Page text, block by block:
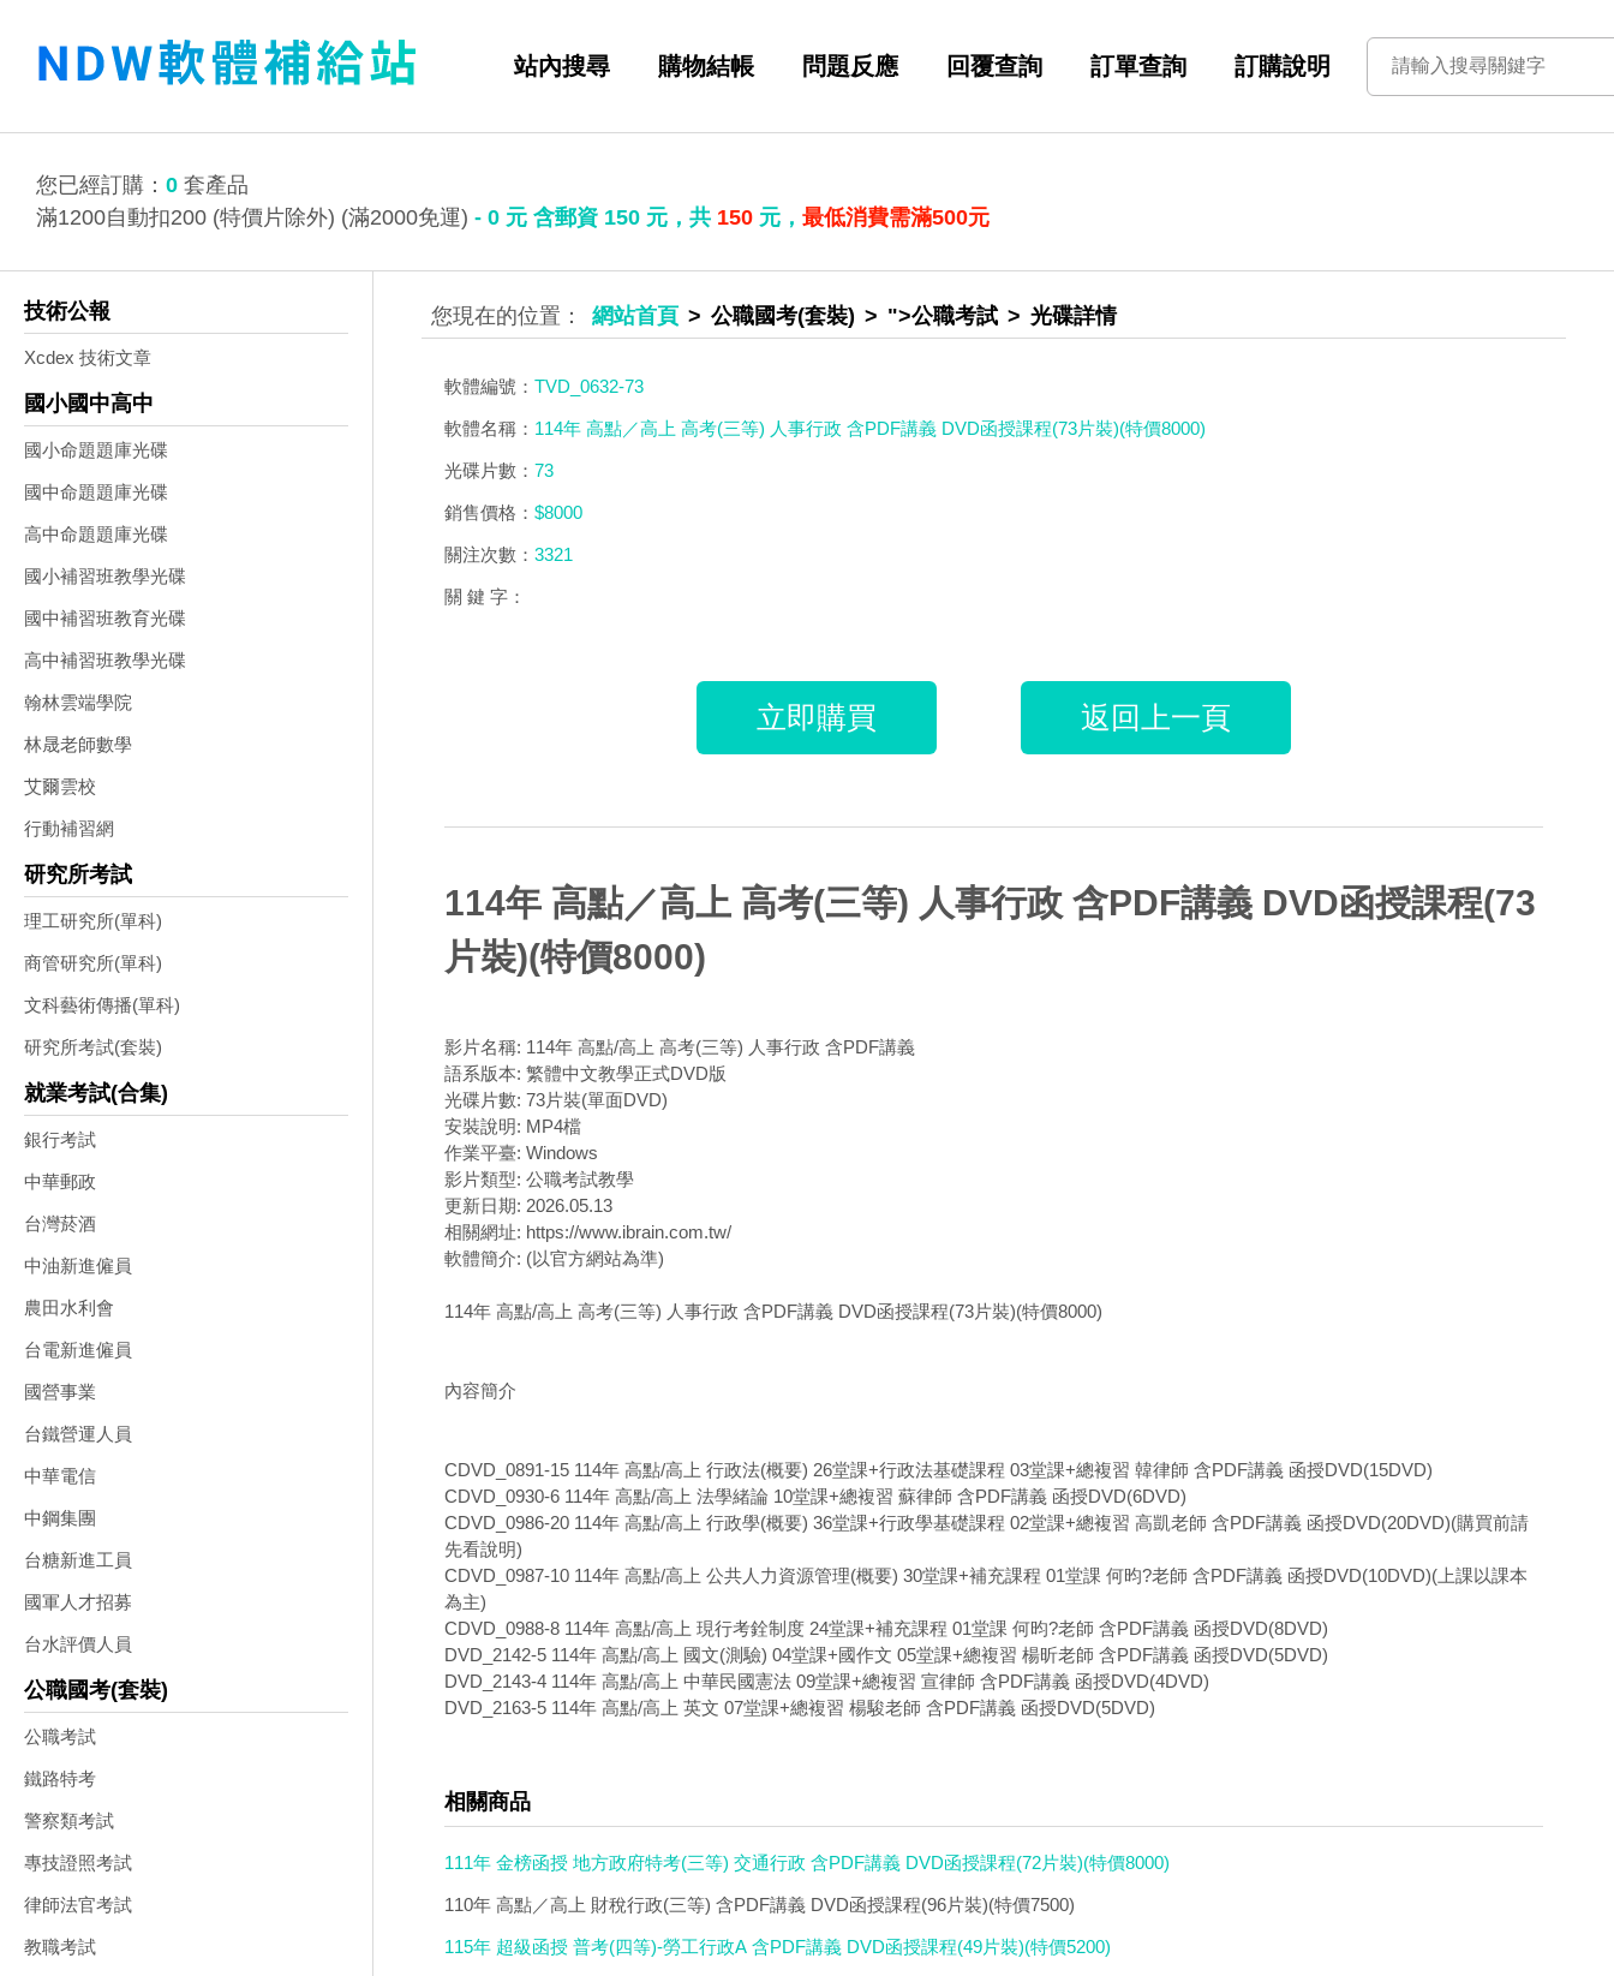
站內搜尋 購物結帳 問題反應 回覆查詢 訂單查詢 訂購說明
您已經訂購： 0 套產品
滿1200自動扣200 (特價片除外) (滿2000免運) - 0 元 含郵資 150 元，共 150 元， 最低消費需滿500元
技術公報
Xcdex 技術文章
國小國中高中
國小命題題庫光碟
國中命題題庫光碟
高中命題題庫光碟
國小補習班教學光碟
國中補習班教育光碟
高中補習班教學光碟
翰林雲端學院
林晟老師數學
艾爾雲校
行動補習網
研究所考試
理工研究所(單科)
商管研究所(單科)
文科藝術傳播(單科)
研究所考試(套裝)
就業考試(合集)
銀行考試
中華郵政
台灣菸酒
中油新進僱員
農田水利會
台電新進僱員
國營事業
台鐵營運人員
中華電信
中鋼集團
台糖新進工員
國軍人才招募
台水評價人員
公職國考(套裝)
公職考試
鐵路特考
警察類考試
專技證照考試
律師法官考試
教職考試
網站首頁 公職國考(套裝) ">公職考試 光碟詳情
軟體編號：TVD_0632-73
軟體名稱： 114年 高點／高上 高考(三等) 人事行政 含PDF講義 DVD函授課程(73片裝)(特價8000)
光碟片數：73
銷售價格：$8000
關注次數：3321
關 鍵 字：
立即購買 返回上一頁
114年 高點／高上 高考(三等) 人事行政 含PDF講義 DVD函授課程(73
片裝)(特價8000)
影片名稱: 114年 高點/高上 高考(三等) 人事行政 含PDF講義
語系版本: 繁體中文教學正式DVD版
光碟片數: 73片裝(單面DVD)
安裝說明: MP4檔
作業平臺: Windows
影片類型: 公職考試教學
更新日期: 2026.05.13
相關網址: https://www.ibrain.com.tw/
軟體簡介: (以官方網站為準)
114年 高點/高上 高考(三等) 人事行政 含PDF講義 DVD函授課程(73片裝)(特價8000)
內容簡介
CDVD_0891-15 114年 高點/高上 行政法(概要) 26堂課+行政法基礎課程 03堂課+總複習 韓律師 含PDF講義 函授DVD(15DVD)
CDVD_0930-6 114年 高點/高上 法學緒論 10堂課+總複習 蘇律師 含PDF講義 函授DVD(6DVD)
CDVD_0986-20 114年 高點/高上 行政學(概要) 36堂課+行政學基礎課程 02堂課+總複習 高凱老師 含PDF講義 函授DVD(20DVD)(購買前請
先看說明)
CDVD_0987-10 114年 高點/高上 公共人力資源管理(概要) 30堂課+補充課程 01堂課 何昀?老師 含PDF講義 函授DVD(10DVD)(上課以課本
為主)
CDVD_0988-8 114年 高點/高上 現行考銓制度 24堂課+補充課程 01堂課 何昀?老師 含PDF講義 函授DVD(8DVD)
DVD_2142-5 114年 高點/高上 國文(測驗) 04堂課+國作文 05堂課+總複習 楊昕老師 含PDF講義 函授DVD(5DVD)
DVD_2143-4 114年 高點/高上 中華民國憲法 09堂課+總複習 宣律師 含PDF講義 函授DVD(4DVD)
DVD_2163-5 114年 高點/高上 英文 07堂課+總複習 楊駿老師 含PDF講義 函授DVD(5DVD)
相關商品
111年 金榜函授 地方政府特考(三等) 交通行政 含PDF講義 DVD函授課程(72片裝)(特價8000)
110年 高點／高上 財稅行政(三等) 含PDF講義 DVD函授課程(96片裝)(特價7500)
115年 超級函授 普考(四等)-勞工行政A 含PDF講義 DVD函授課程(49片裝)(特價5200)